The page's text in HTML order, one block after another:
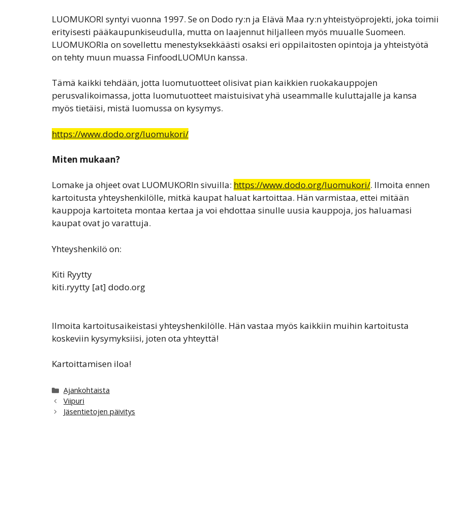
LUOMUKORI syntyi vuonna 1997. Se on Dodo ry:n ja Elävä Maa ry:n yhteistyöprojekti, joka toimii
erityisesti pääkaupunkiseudulla, mutta on laajennut hiljalleen myös muualle Suomeen.
LUOMUKORIa on sovellettu menestyksekkäästi osaksi eri oppilaitosten opintoja ja yhteistyötä
on tehty muun muassa FinfoodLUOMUn kanssa.
Tämä kaikki tehdään, jotta luomutuotteet olisivat pian kaikkien ruokakauppojen
perusvalikoimassa, jotta luomutuotteet maistuisivat yhä useammalle kuluttajalle ja kansa
myös tietäisi, mistä luomussa on kysymys.
https://www.dodo.org/luomukori/
Miten mukaan?
Lomake ja ohjeet ovat LUOMUKORIn sivuilla: https://www.dodo.org/luomukori/. Ilmoita ennen
kartoitusta yhteyshenkilölle, mitkä kaupat haluat kartoittaa. Hän varmistaa, ettei mitään
kauppoja kartoiteta montaa kertaa ja voi ehdottaa sinulle uusia kauppoja, jos haluamasi
kaupat ovat jo varattuja.
Yhteyshenkilö on:
Kiti Ryytty
kiti.ryytty [at] dodo.org
Ilmoita kartoitusaikeistasi yhteyshenkilölle. Hän vastaa myös kaikkiin muihin kartoitusta
koskeviin kysymyksiisi, joten ota yhteyttä!
Kartoittamisen iloa!
Kategoriat
Ajankohtaista
Viipuri
Jäsentietojen päivitys